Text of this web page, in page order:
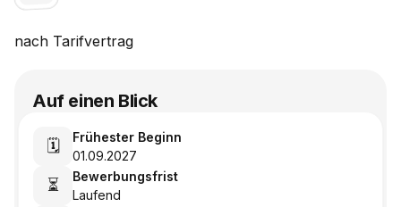
nach Tarifvertrag
Auf einen Blick
🗓️
Frühester Beginn
01.09.2027
⏳
Bewerbungsfrist
Laufend